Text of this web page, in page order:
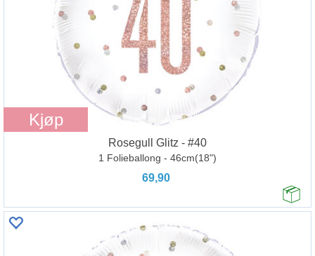
Kjøp
Rosegull Glitz - #40
1 Folieballong - 46cm(18")
69,90